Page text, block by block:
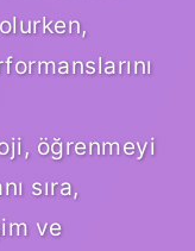
öğrenmeyi
sıra,
ve